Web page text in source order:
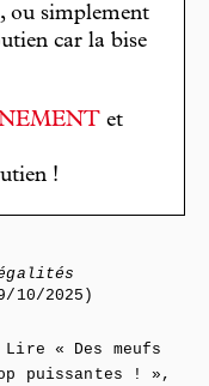
ou simplement
car la bise
et
!
10/2025)
Lire « Des meufs
puissantes ! »,